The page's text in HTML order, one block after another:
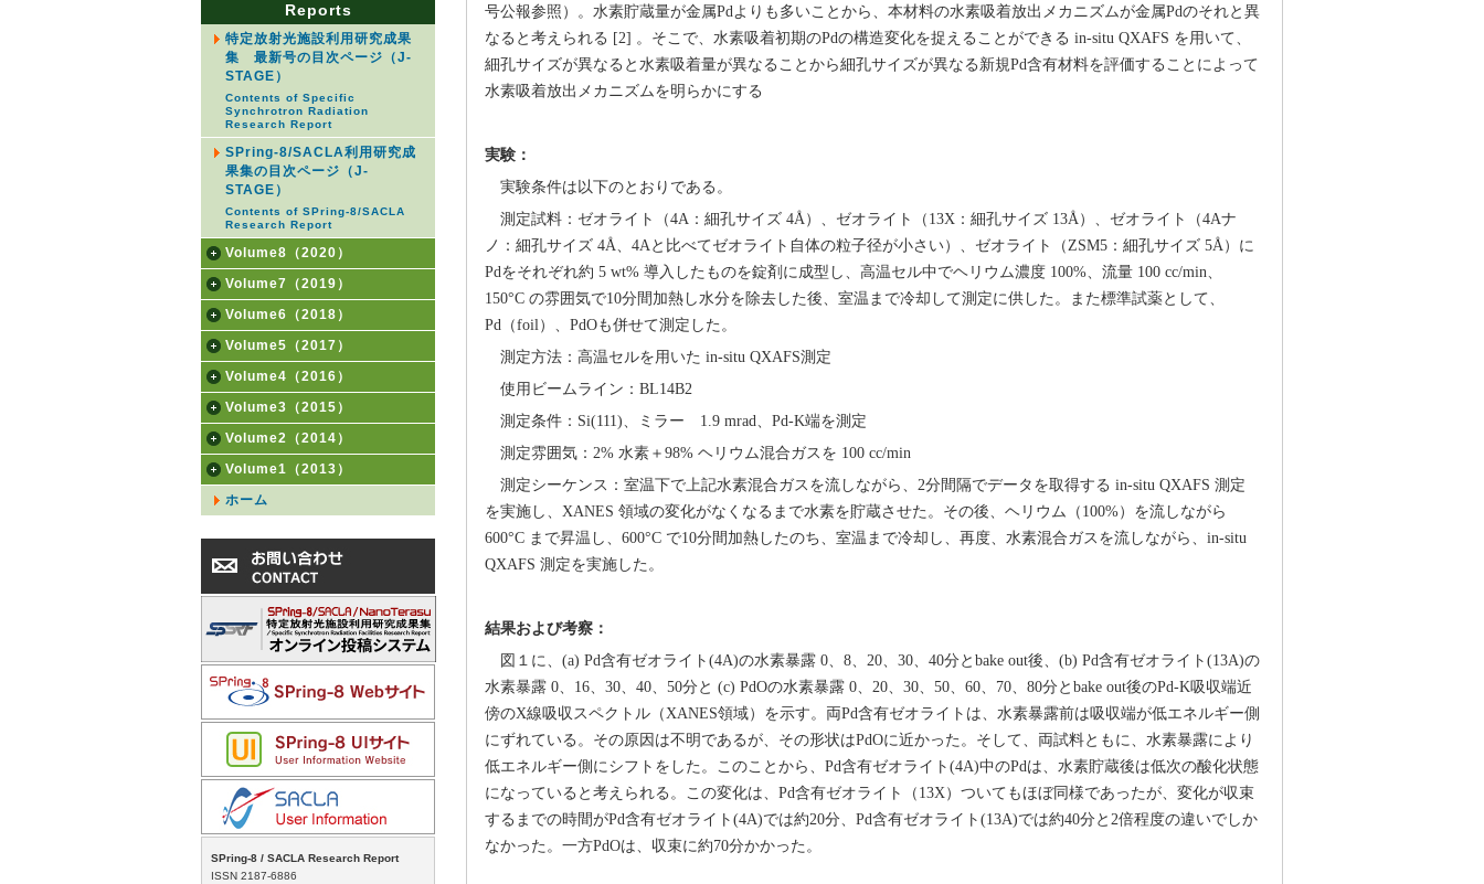
Reports
特定放射光施設利用研究成果
集 最新号の目次ページ（J-
STAGE）
Contents of Specific
Synchrotron Radiation
Research Report
SPring-8/SACLA利用研究成
果集の目次ページ（J-
STAGE）
Contents of SPring-8/SACLA
Research Report
Volume8（2020）
Volume7（2019）
Volume6（2018）
Volume5（2017）
Volume4（2016）
Volume3（2015）
Volume2（2014）
Volume1（2013）
ホーム
SPring-8 / SACLA Research Report
ISSN 2187-6886
号公報参照）。水素貯蔵量が金属Pdよりも多いことから、本材料の水素吸着放出メカニズムが金属Pdのそれと異
なると考えられる [2] 。そこで、水素吸着初期のPdの構造変化を捉えることができる in-situ QXAFS を用いて、
細孔サイズが異なると水素吸着量が異なることから細孔サイズが異なる新規Pd含有材料を評価することによって
水素吸着放出メカニズムを明らかにする
実験：
実験条件は以下のとおりである。
測定試料：ゼオライト（4A：細孔サイズ 4Å）、ゼオライト（13X：細孔サイズ 13Å）、ゼオライト（4Aナ
ノ：細孔サイズ 4Å、4Aと比べてゼオライト自体の粒子径が小さい）、ゼオライト（ZSM5：細孔サイズ 5Å）に
Pdをそれぞれ約 5 wt% 導入したものを錠剤に成型し、高温セル中でヘリウム濃度 100%、流量 100 cc/min、
150°C の雰囲気で10分間加熱し水分を除去した後、室温まで冷却して測定に供した。また標準試薬として、
Pd（foil）、PdOも併せて測定した。
測定方法：高温セルを用いた in-situ QXAFS測定
使用ビームライン：BL14B2
測定条件：Si(111)、ミラー 1.9 mrad、Pd-K端を測定
測定雰囲気：2% 水素＋98% ヘリウム混合ガスを 100 cc/min
測定シーケンス：室温下で上記水素混合ガスを流しながら、2分間隔でデータを取得する in-situ QXAFS 測定
を実施し、XANES 領域の変化がなくなるまで水素を貯蔵させた。その後、ヘリウム（100%）を流しながら
600°C まで昇温し、600°C で10分間加熱したのち、室温まで冷却し、再度、水素混合ガスを流しながら、in-situ
QXAFS 測定を実施した。
結果および考察：
図１に、(a) Pd含有ゼオライト(4A)の水素暴露 0、8、20、30、40分とbake out後、(b) Pd含有ゼオライト(13A)の
水素暴露 0、16、30、40、50分と (c) PdOの水素暴露 0、20、30、50、60、70、80分とbake out後のPd-K吸収端近
傍のX線吸収スペクトル（XANES領域）を示す。両Pd含有ゼオライトは、水素暴露前は吸収端が低エネルギー側
にずれている。その原因は不明であるが、その形状はPdOに近かった。そして、両試料ともに、水素暴露により
低エネルギー側にシフトをした。このことから、Pd含有ゼオライト(4A)中のPdは、水素貯蔵後は低次の酸化状態
になっていると考えられる。この変化は、Pd含有ゼオライト（13X）ついてもほぼ同様であったが、変化が収束
するまでの時間がPd含有ゼオライト(4A)では約20分、Pd含有ゼオライト(13A)では約40分と2倍程度の違いでしか
なかった。一方PdOは、収束に約70分かかった。